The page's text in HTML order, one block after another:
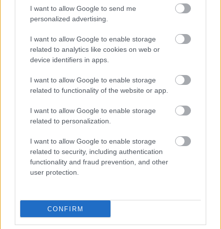
I want to allow Google to send me
personalized advertising.
I want to allow Google to enable storage
related to analytics like cookies on web or
device identifiers in apps.
I want to allow Google to enable storage
related to functionality of the website or app.
I want to allow Google to enable storage
related to personalization.
I want to allow Google to enable storage
related to security, including authentication
functionality and fraud prevention, and other
user protection.
CONFIRM
VAJDASÁGI SZÍNHÁZI ELŐADÁSOK
MUTATKOZNAK BE A 13. VENDÉGVÁRÓ
A HAGYOMÁNYOK HÁZÁBAN